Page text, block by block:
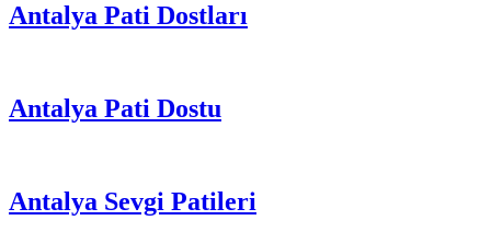
Antalya Pati Dostları
Antalya Pati Dostu
Antalya Sevgi Patileri